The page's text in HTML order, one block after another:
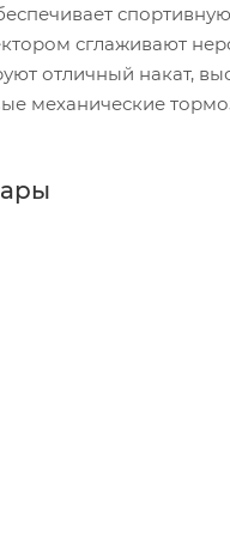
сглаживают
отличный накат,
механические